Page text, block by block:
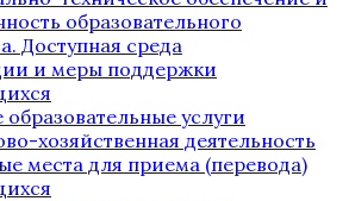
образовательного
Доступная среда
и меры поддержки
услуги
хозяйственная деятельность
места для приема (перевода)